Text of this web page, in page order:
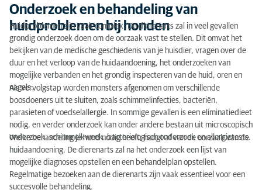
Onderzoek en behandeling van
huidproblemen bij honden
Huidproblemen zijn vaak complex. De dierenarts zal in veel gevallen
grondig onderzoek doen om de oorzaak vast te stellen. Dit omvat het
bekijken van de medische geschiedenis van je huisdier, vragen over de
duur en het verloop van de huidaandoening, het onderzoeken van
mogelijke verbanden en het grondig inspecteren van de huid, oren en
nagels.
Als vervolgstap worden monsters afgenomen om verschillende
boosdoeners uit te sluiten, zoals schimmelinfecties, bacteriën,
parasieten of voedselallergie. In sommige gevallen is een eliminatiedieet
nodig, en verder onderzoek kan onder andere bestaan uit microscopisch
onderzoek, schimmelkweek, bacteriologisch onderzoek en allergietests.
Welke behandeling je hond nodig heeft, hangt af van de oorzaak van de
huidaandoening. De dierenarts zal na het onderzoek een lijst van
mogelijke diagnoses opstellen en een behandelplan opstellen.
Regelmatige bezoeken aan de dierenarts zijn vaak essentieel voor een
succesvolle behandeling.